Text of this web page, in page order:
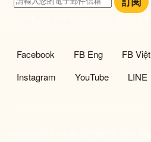
社群選單
Facebook FB Eng FB Việt
Instagram
YouTube LINE